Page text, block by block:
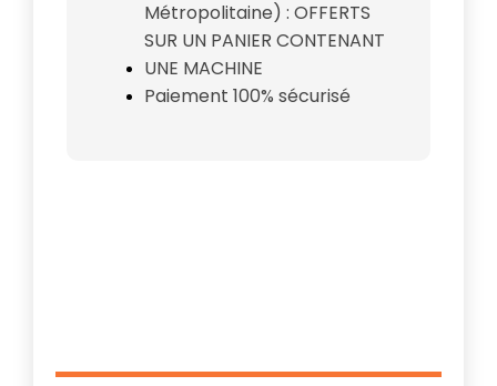
Métropolitaine) : OFFERTS
SUR UN PANIER CONTENANT
UNE MACHINE
Paiement 100% sécurisé